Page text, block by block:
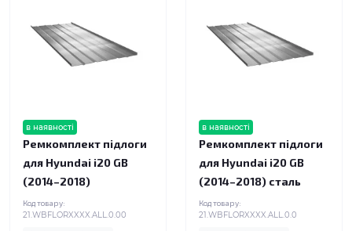
в наявності
Ремкомплект підлоги
для Hyundai i20 GB
(2014–2018)
Код товару:
21.WBFLORXXXX.ALL.0.00
в наявності
Ремкомплект підлоги
для Hyundai i20 GB
(2014–2018) сталь
Код товару:
21.WBFLORXXXX.ALL.0.0